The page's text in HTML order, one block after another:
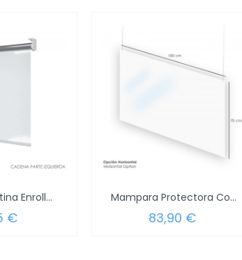
Mampara Cortina Enrollable PVC...
€
Mampara Protectora Colgar Techo...
83,90 €